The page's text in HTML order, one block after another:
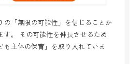
の「無限の可能性」を信じることか
す。 その可能性を伸長させるため
も主体の保育」を取り入れていま